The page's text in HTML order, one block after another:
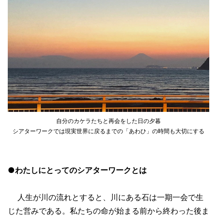
自分のカケラたちと再会をした日の夕暮
シアターワークでは現実世界に戻るまでの「あわひ」の時間も大切にする
●わたしにとってのシアターワークとは
人生が川の流れとすると、川にある石は一期一会で生
じた営みである。私たちの命が始まる前から終わった後ま